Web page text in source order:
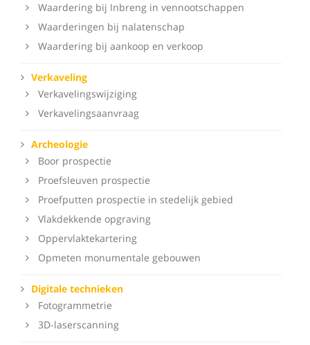
Waardering bij Inbreng in vennootschappen
Waarderingen bij nalatenschap
Waardering bij aankoop en verkoop
Verkaveling
Verkavelingswijziging
Verkavelingsaanvraag
Archeologie
Boor prospectie
Proefsleuven prospectie
Proefputten prospectie in stedelijk gebied
Vlakdekkende opgraving
Oppervlaktekartering
Opmeten monumentale gebouwen
Digitale technieken
Fotogrammetrie
3D-laserscanning